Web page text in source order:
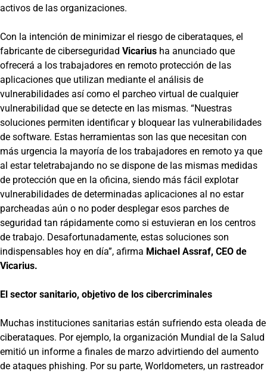
activos de las organizaciones.
Con la intención de minimizar el riesgo de ciberataques, el
fabricante de ciberseguridad Vicarius ha anunciado que
ofrecerá a los trabajadores en remoto protección de las
aplicaciones que utilizan mediante el análisis de
vulnerabilidades así como el parcheo virtual de cualquier
vulnerabilidad que se detecte en las mismas. “Nuestras
soluciones permiten identificar y bloquear las vulnerabilidades
de software. Estas herramientas son las que necesitan con
más urgencia la mayoría de los trabajadores en remoto ya que
al estar teletrabajando no se dispone de las mismas medidas
de protección que en la oficina, siendo más fácil explotar
vulnerabilidades de determinadas aplicaciones al no estar
parcheadas aún o no poder desplegar esos parches de
seguridad tan rápidamente como si estuvieran en los centros
de trabajo. Desafortunadamente, estas soluciones son
indispensables hoy en día”, afirma Michael Assraf, CEO de
Vicarius.
El sector sanitario, objetivo de los cibercriminales
Muchas instituciones sanitarias están sufriendo esta oleada de
ciberataques. Por ejemplo, la organización Mundial de la Salud
emitió un informe a finales de marzo advirtiendo del aumento
de ataques phishing. Por su parte, Worldometers, un rastreador